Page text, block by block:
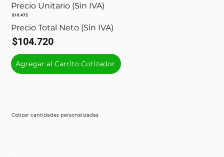
Cotizar cantidades personalizadas
Precio Unitario (Sin IVA)
$10.472
Precio Total Neto (Sin IVA)
$104.720
Agregar al Carrito Cotizador